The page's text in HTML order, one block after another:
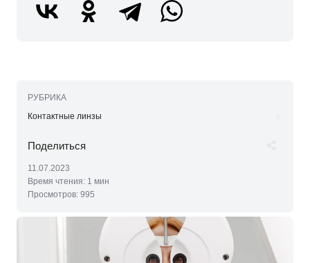
РУБРИКА
Контактные линзы
11.07.2023
Время чтения: 1 мин
Просмотров: 995